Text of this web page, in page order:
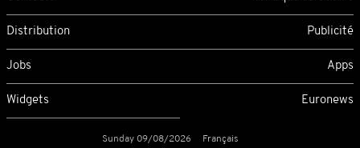
Distribution Publicité
Jobs Apps
Widgets Euronews
Sunday 09/08/2026